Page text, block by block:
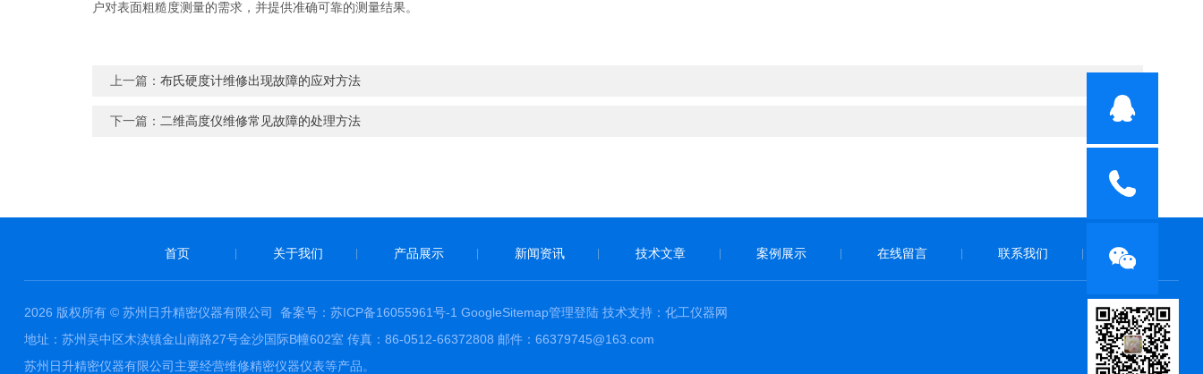
户对表面粗糙度测量的需求，并提供准确可靠的测量结果。
上一篇：布氏硬度计维修出现故障的应对方法
下一篇： 二维高度仪维修常见故障的处理方法
首页 关于我们 产品展示 新闻资讯 技术文章 案例展示 在线留言 联系我们
2026 版权所有 © 苏州日升精密仪器有限公司 备案号：苏ICP备16055961号-1 GoogleSitemap管理登陆技术支持： 化工仪器网
地址：苏州吴中区木渎镇金山南路27号金沙国际B幢602室 传真：86-0512-66372808 邮件：66379745@163.com
苏州日升精密仪器有限公司主要经营维修精密仪器仪表等产品。